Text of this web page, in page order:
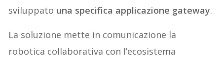
sviluppato una specifica applicazione gateway.
La soluzione mette in comunicazione la
robotica collaborativa con l’ecosistema